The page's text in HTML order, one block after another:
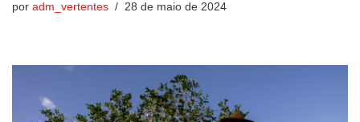
por adm_vertentes 28 de maio de 2024